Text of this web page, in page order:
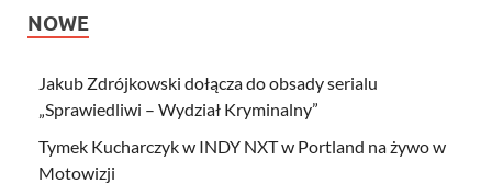
NOWE
Jakub Zdrójkowski dołącza do obsady serialu
„Sprawiedliwi – Wydział Kryminalny”
Tymek Kucharczyk w INDY NXT w Portland na żywo w
Motowizji